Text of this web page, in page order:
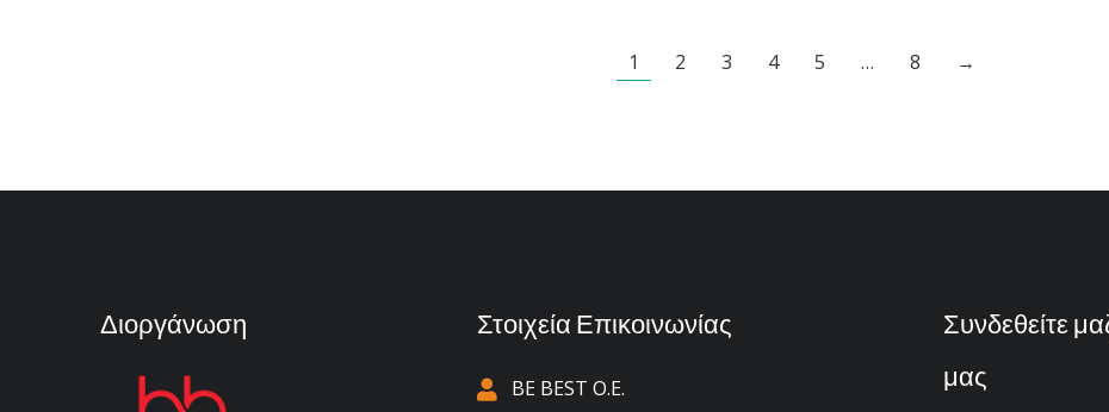
1 2 3 4 5 … 8 →
Διοργάνωση Στοιχεία Επικοινωνίας
BE BEST Ο.Ε.
Συνδεθείτε
μας